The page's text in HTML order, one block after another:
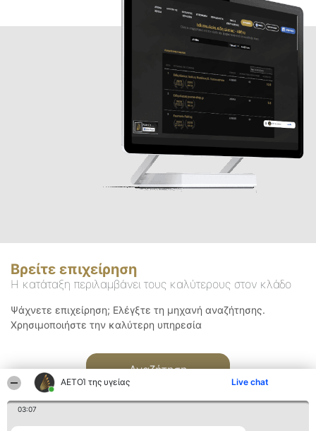
ΑΕΤΟΊ της υγείας Live chat
03:07
Βρείτε επιχείρηση
Η κατάταξη περιλαμβάνει τους καλύτερους στον κλάδο
Ψάχνετε επιχείρηση; Ελέγξτε τη μηχανή αναζήτησης.
Χρησιμοποιήστε την καλύτερη υπηρεσία
Αναζήτηση